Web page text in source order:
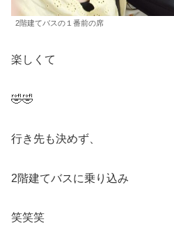
2階建てバスの１番前の席
楽しくて
🤣🤣
行き先も決めず、
2階建てバスに乗り込み
笑笑笑